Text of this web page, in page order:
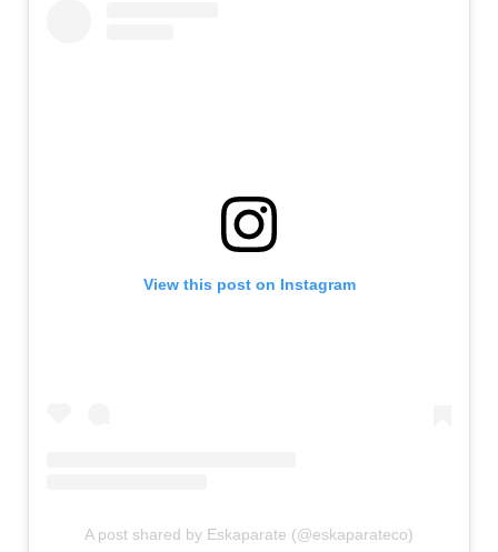
Voces y Opinión
View this post on Instagram
A post shared by Eskaparate (@eskaparateco)